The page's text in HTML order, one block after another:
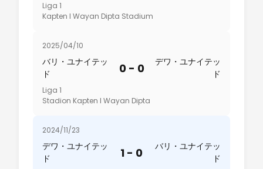
Liga 1
Kapten I Wayan Dipta Stadium
2025/04/10
バリ・ユナイテッ
ド
0 - 0
デワ・ユナイテッ
ド
Liga 1
Stadion Kapten I Wayan Dipta
2024/11/23
デワ・ユナイテッ
ド
1 - 0
バリ・ユナイテッ
ド